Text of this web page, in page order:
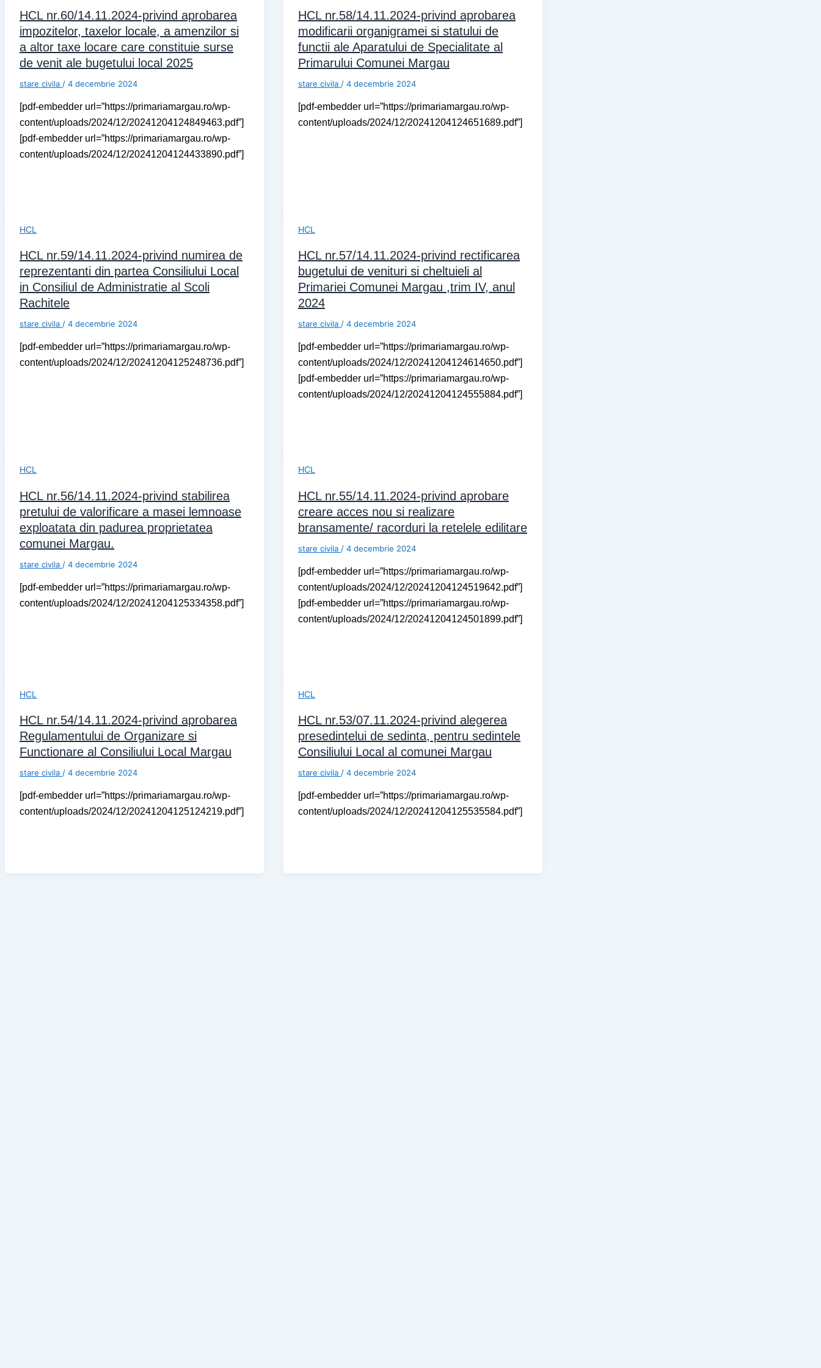
HCL nr.60/14.11.2024-privind aprobarea
impozitelor, taxelor locale, a amenzilor si
a altor taxe locare care constituie surse
de venit ale bugetului local 2025
stare civila / 4 decembrie 2024
[pdf-embedder url=”https://primariamargau.ro/wp-
content/uploads/2024/12/20241204124849463.pdf”]
[pdf-embedder url=”https://primariamargau.ro/wp-
content/uploads/2024/12/20241204124433890.pdf”]
HCL nr.58/14.11.2024-privind aprobarea
modificarii organigramei si statului de
functii ale Aparatului de Specialitate al
Primarului Comunei Margau
stare civila / 4 decembrie 2024
[pdf-embedder url=”https://primariamargau.ro/wp-
content/uploads/2024/12/20241204124651689.pdf”]
HCL
HCL nr.59/14.11.2024-privind numirea de
reprezentanti din partea Consiliului Local
in Consiliul de Administratie al Scoli
Rachitele
stare civila / 4 decembrie 2024
[pdf-embedder url=”https://primariamargau.ro/wp-
content/uploads/2024/12/20241204125248736.pdf”]
HCL
HCL nr.57/14.11.2024-privind rectificarea
bugetului de venituri si cheltuieli al
Primariei Comunei Margau ,trim IV, anul
2024
stare civila / 4 decembrie 2024
[pdf-embedder url=”https://primariamargau.ro/wp-
content/uploads/2024/12/20241204124614650.pdf”]
[pdf-embedder url=”https://primariamargau.ro/wp-
content/uploads/2024/12/20241204124555884.pdf”]
HCL
HCL nr.56/14.11.2024-privind stabilirea
pretului de valorificare a masei lemnoase
exploatata din padurea proprietatea
comunei Margau.
stare civila / 4 decembrie 2024
[pdf-embedder url=”https://primariamargau.ro/wp-
content/uploads/2024/12/20241204125334358.pdf”]
HCL
HCL nr.55/14.11.2024-privind aprobare
creare acces nou si realizare
bransamente/ racorduri la retelele edilitare
stare civila / 4 decembrie 2024
[pdf-embedder url=”https://primariamargau.ro/wp-
content/uploads/2024/12/20241204124519642.pdf”]
[pdf-embedder url=”https://primariamargau.ro/wp-
content/uploads/2024/12/20241204124501899.pdf”]
HCL
HCL nr.54/14.11.2024-privind aprobarea
Regulamentului de Organizare si
Functionare al Consiliului Local Margau
stare civila / 4 decembrie 2024
[pdf-embedder url=”https://primariamargau.ro/wp-
content/uploads/2024/12/20241204125124219.pdf”]
HCL
HCL nr.53/07.11.2024-privind alegerea
presedintelui de sedinta, pentru sedintele
Consiliului Local al comunei Margau
stare civila / 4 decembrie 2024
[pdf-embedder url=”https://primariamargau.ro/wp-
content/uploads/2024/12/20241204125535584.pdf”]